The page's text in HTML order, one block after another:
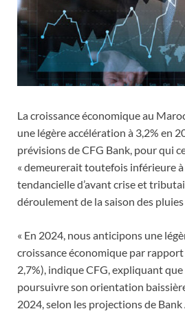
La croissance économique au
une légère accélération à 3,2% en
prévisions de CFG Bank, pour qui
« demeurerait toutefois inférieure
tendancielle d’avant crise et
déroulement de la saison des pluies
« En 2024, nous anticipons une
croissance économique par rapport
2,7%), indique CFG, expliquant
poursuivre son orientation
2024, selon les projections de